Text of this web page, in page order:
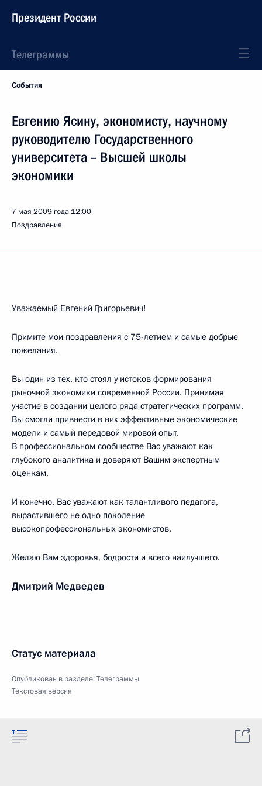
Президент России
Телеграммы
События
Евгению Ясину, экономисту, научному
руководителю Государственного
университета – Высшей школы
экономики
7 мая 2009 года 12:00
Поздравления
Уважаемый Евгений Григорьевич!
Примите мои поздравления с 75-летием и самые добрые
пожелания.
Вы один из тех, кто стоял у истоков формирования
рыночной экономики современной России. Принимая
участие в создании целого ряда стратегических программ,
Вы смогли привнести в них эффективные экономические
модели и самый передовой мировой опыт.
В профессиональном сообществе Вас уважают как
глубокого аналитика и доверяют Вашим экспертным
оценкам.
И конечно, Вас уважают как талантливого педагога,
вырастившего не одно поколение
высокопрофессиональных экономистов.
Желаю Вам здоровья, бодрости и всего наилучшего.
Дмитрий Медведев
Статус материала
Опубликован в разделе:Телеграммы
Текстовая версия